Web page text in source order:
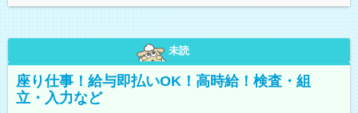
未読
座り仕事！給与即払いOK！高時給！検査・組
立・入力など